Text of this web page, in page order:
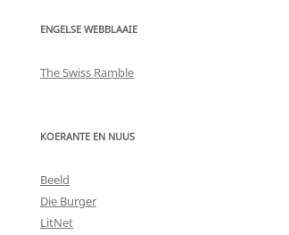
ENGELSE WEBBLAAIE
The Swiss Ramble
KOERANTE EN NUUS
Beeld
Die Burger
LitNet